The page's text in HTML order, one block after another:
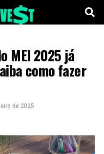
MEI 2025 já
como fazer
de 2025